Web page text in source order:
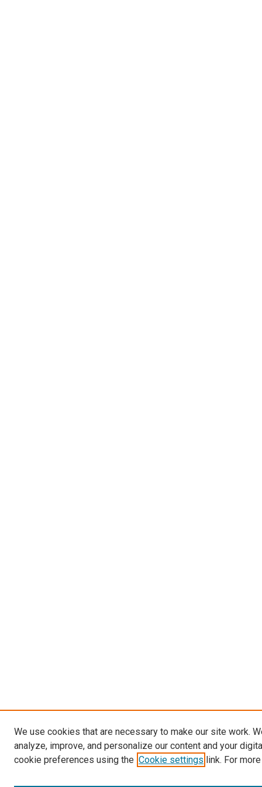
We use cookies that are necessary to make our site work.
analyze, improve, and personalize our content and your
cookie preferences using the Cookie settings link. For